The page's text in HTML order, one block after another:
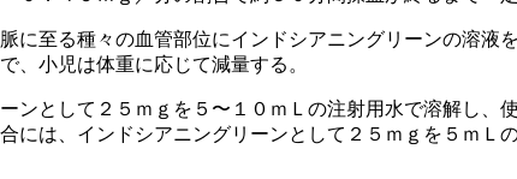
至る種々の血管部位にインドシアニングリーンの溶液
、小児は体重に応じて減量する。
として２５ｍｇを５〜１０ｍＬの注射用水で溶解し、
には、インドシアニングリーンとして２５ｍｇを５ｍ